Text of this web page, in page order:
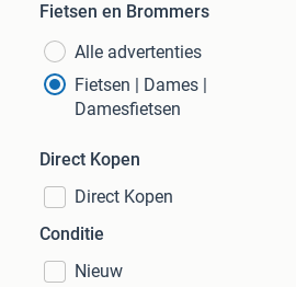
Fietsen en Brommers
Alle advertenties
Fietsen | Dames |
Damesfietsen
Direct Kopen
Direct Kopen
Conditie
Nieuw